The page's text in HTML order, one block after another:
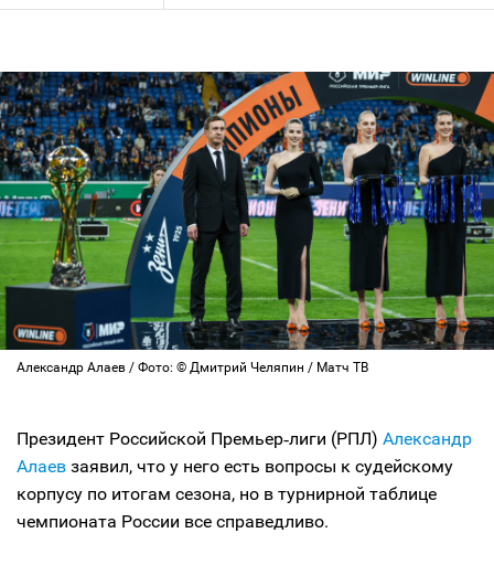
Александр Алаев / Фото: © Дмитрий Челяпин / Матч ТВ
Президент Российской Премьер‑лиги (РПЛ) Александр
Алаев заявил, что у него есть вопросы к судейскому
корпусу по итогам сезона, но в турнирной таблице
чемпионата России все справедливо.